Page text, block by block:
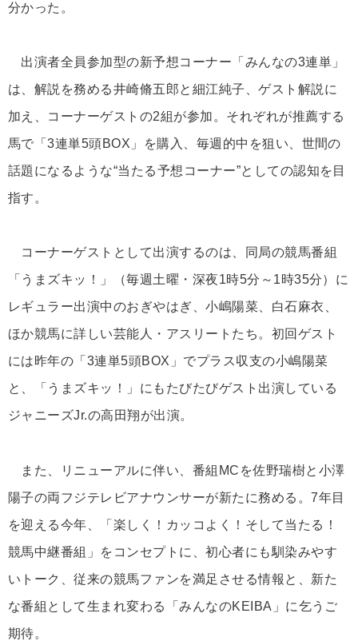
分かった。
出演者全員参加型の新予想コーナー「みんなの3連単」
は、解説を務める井崎脩五郎と細江純子、ゲスト解説に
加え、コーナーゲストの2組が参加。それぞれが推薦する
馬で「3連単5頭BOX」を購入、毎週的中を狙い、世間の
話題になるような“当たる予想コーナー”としての認知を目
指す。
コーナーゲストとして出演するのは、同局の競馬番組
「うまズキッ！」（毎週土曜・深夜1時5分～1時35分）に
レギュラー出演中のおぎやはぎ、小嶋陽菜、白石麻衣、
ほか競馬に詳しい芸能人・アスリートたち。初回ゲスト
には昨年の「3連単5頭BOX」でプラス収支の小嶋陽菜
と、「うまズキッ！」にもたびたびゲスト出演している
ジャニーズJr.の高田翔が出演。
また、リニューアルに伴い、番組MCを佐野瑞樹と小澤
陽子の両フジテレビアナウンサーが新たに務める。7年目
を迎える今年、「楽しく！カッコよく！そして当たる！
競馬中継番組」をコンセプトに、初心者にも馴染みやす
いトーク、従来の競馬ファンを満足させる情報と、新た
な番組として生まれ変わる「みんなのKEIBA」に乞うご
期待。